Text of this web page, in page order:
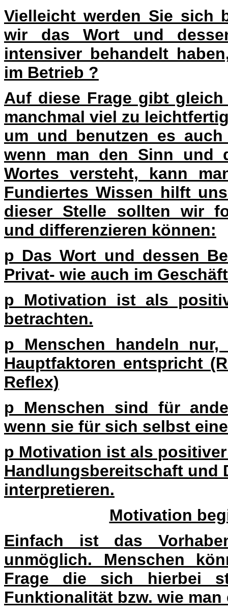
Vielleicht werden Sie sich
wir das Wort und
intensiver behandelt
im Betrieb ?
Auf diese Frage gibt
manchmal viel zu
um und benutzen es
wenn man den Sinn und
Wortes versteht, kann
Fundiertes Wissen hilft
dieser Stelle sollten wir
und differenzieren können:
p Das Wort und dessen
Privat- wie auch im
p Motivation ist als
betrachten.
p Menschen handeln
Hauptfaktoren entspricht
Reflex)
p Menschen sind für
wenn sie für sich selbst
p Motivation ist als
Handlungsbereitschaft und
interpretieren.
Motivation
Einfach ist das
unmöglich. Menschen
Frage die sich hierbei
Funktionalität bzw. wie man